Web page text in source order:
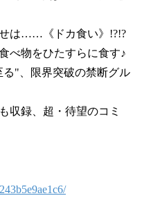
は……《ドカ食い》!?!?
べ物をひたすらに食す♪
"、限界突破の禁断グル
収録、超・待望のコミ